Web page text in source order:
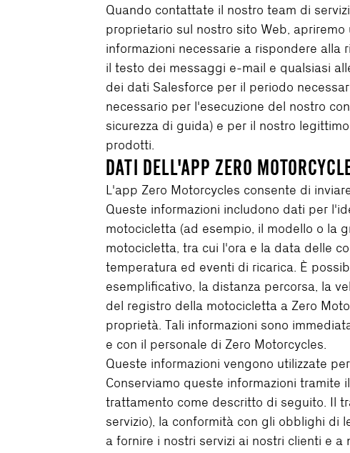
Quando contattate il nostro team di
proprietario sul nostro sito Web,
informazioni necessarie a rispondere alla
il testo dei messaggi e-mail e qualsiasi
dei dati Salesforce per il periodo
necessario per l'esecuzione del nostro
sicurezza di guida) e per il nostro
prodotti.
DATI DELL'APP ZERO
L'app Zero Motorcycles consente di
Queste informazioni includono dati per
motocicletta (ad esempio, il modello o la
motocicletta, tra cui l'ora e la data delle
temperatura ed eventi di ricarica. È
esemplificativo, la distanza percorsa, la
del registro della motocicletta a Zero
proprietà. Tali informazioni sono
e con il personale di Zero Motorcycles.
Queste informazioni vengono utilizzate
Conserviamo queste informazioni
trattamento come descritto di seguito. Il
servizio), la conformità con gli obblighi di
a fornire i nostri servizi ai nostri clienti e